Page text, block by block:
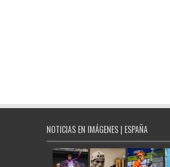
NOTICIAS EN IMÁGENES | ESPAÑA